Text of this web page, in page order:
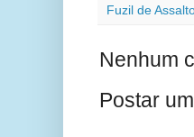
Fuzil de
Nenhum
Postar